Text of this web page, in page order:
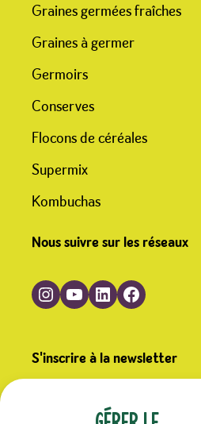
Graines germées fraîches
Graines à germer
Germoirs
Conserves
Flocons de céréales
Supermix
Kombuchas
Nous suivre sur les réseaux
Suivre Germline sur Instagram
Suivre Germline sur YouTube
Suivre Germline sur LinkedInSuivre Germline sur Facebook
S'inscrire à la newsletter
(Nécessaire)